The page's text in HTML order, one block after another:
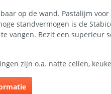
op de wand. Pastalijm
standvermogen is de
vangen. Bezit een superieur
zijn o.a. natte cellen,